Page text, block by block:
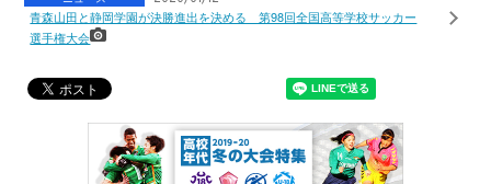
青森山田と静岡学園が決勝進出を決める 第98回全国高等学校サッカー
選手権大会